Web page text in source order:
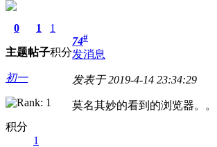
0
主题
1
帖子
1
积分
初一
积分
1
74#
发消息
发表于 2019-4-14 23:34:29
莫名其妙的看到的浏览器。